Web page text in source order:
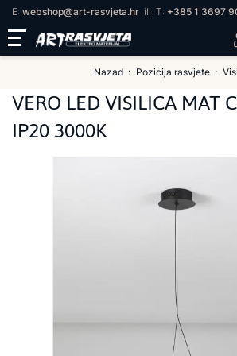
E: webshop@art-rasvjeta.hr ili T: +385 1 3697
Nazad Pozicija rasvjete
VERO LED VISILICA MAT
IP20 3000K